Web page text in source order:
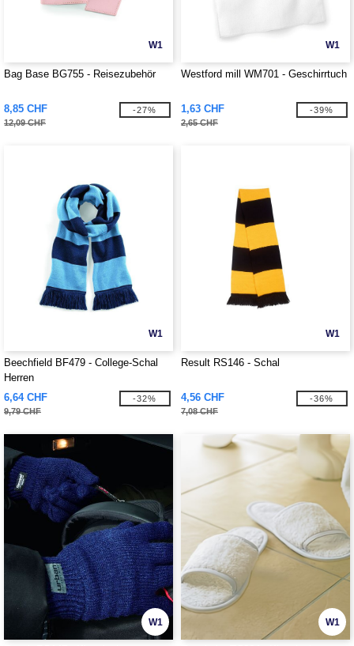
W1
Bag Base BG755 - Reisezubehör
8,85 CHF
12,09 CHF
-27%
W1
Westford mill WM701 - Geschirrtuch
1,63 CHF
2,65 CHF
-39%
W1
Beechfield BF479 - College-Schal
Herren
6,64 CHF
9,79 CHF
-32%
W1
Result RS146 - Schal
4,56 CHF
7,08 CHF
-36%
W1 W1